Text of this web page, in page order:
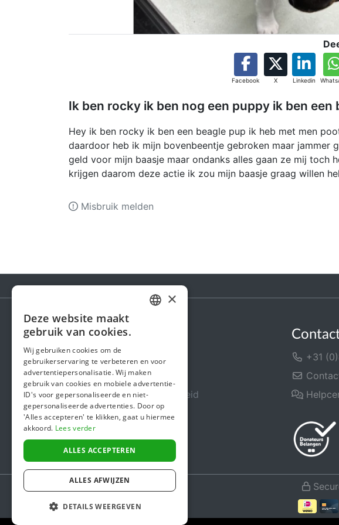
Facebook X Linkedin
Ik ben rocky ik ben nog een puppy ik ben een
Hey ik ben rocky ik ben een beagle pup ik heb met men
daardoor heb ik mijn bovenbeentje gebroken maar jammer
geld voor mijn baasje maar ondanks alles gaan ze mij toch
krijgen daarom deze actie ik zou mijn baasje graag willen
Misbruik melden
Steunactie
Over ons
In de media
Veiligheid & Betrouwbaarheid
Algemene voorwaarden
Privacybeleid
Cookiebeleid
+31
ENGLISH
×
Deze website maakt
gebruik van cookies.
Wij gebruiken cookies om de
gebruikerservaring te verbeteren en voor
advertentiepersonalisatie. Wij maken
gebruik van cookies en mobiele advertentie-
ID's voor gepersonaliseerde en niet-
gepersonaliseerde advertenties. Door op
'Alles accepteren' te klikken, gaat u hiermee
akkoord. Lees verder
ALLES ACCEPTEREN
ALLES AFWIJZEN
DETAILS WEERGEVEN